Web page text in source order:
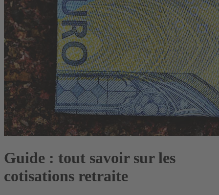
Guide : tout savoir sur les
cotisations retraite